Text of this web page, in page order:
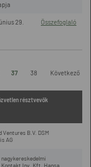
29. Összefoglaló
37 38 Következő
résztvevők
Ventures B.V. DSM
AG
Kontakt Inv. Kft. Hansa